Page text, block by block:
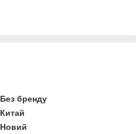
Без бренду
Китай
Новий